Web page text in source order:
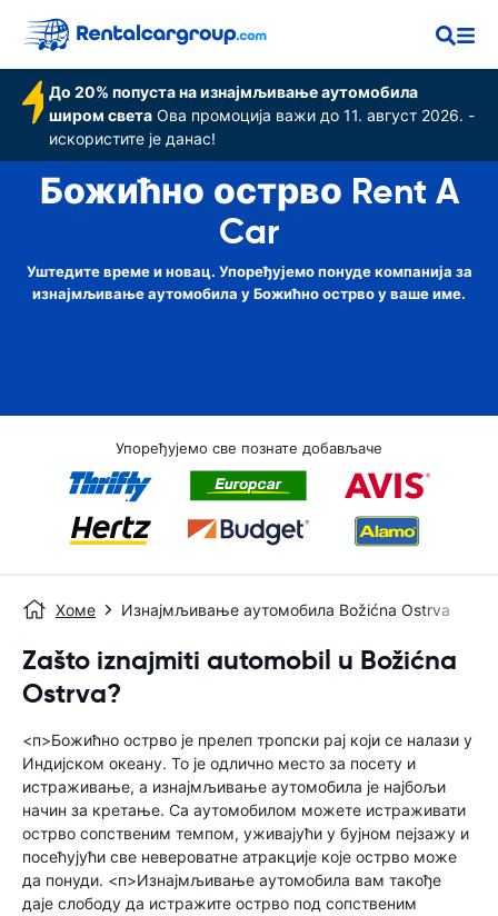
До 20% попуста на изнајмљивање аутомобила
широм света Ова промоција важи до 11. август 2026. -
искористите је данас!
Божићно острво Rent A
Car
Уштедите време и новац. Упоређујемо понуде компанија за
изнајмљивање аутомобила у Божићно острво у ваше име.
Упоређујемо све познате добављаче
Хоме Изнајмљивање аутомобила Božićna Ostrva
Zašto iznajmiti automobil u Božićna
Ostrva?
<п>Божићно острво је прелеп тропски рај који се налази у
Индијском океану. То је одлично место за посету и
истраживање, а изнајмљивање аутомобила је најбољи
начин за кретање. Са аутомобилом можете истраживати
острво сопственим темпом, уживајући у бујном пејзажу и
посећујући све невероватне атракције које острво може
да понуди. <п>Изнајмљивање аутомобила вам такође
даје слободу да истражите острво под сопственим